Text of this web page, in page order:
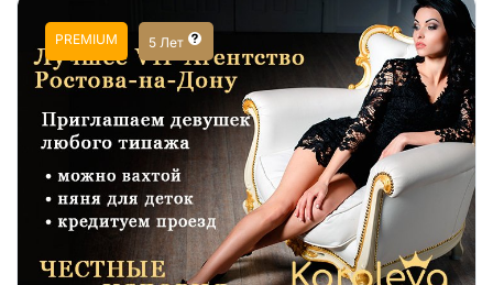
PREMIUM 5 Лет